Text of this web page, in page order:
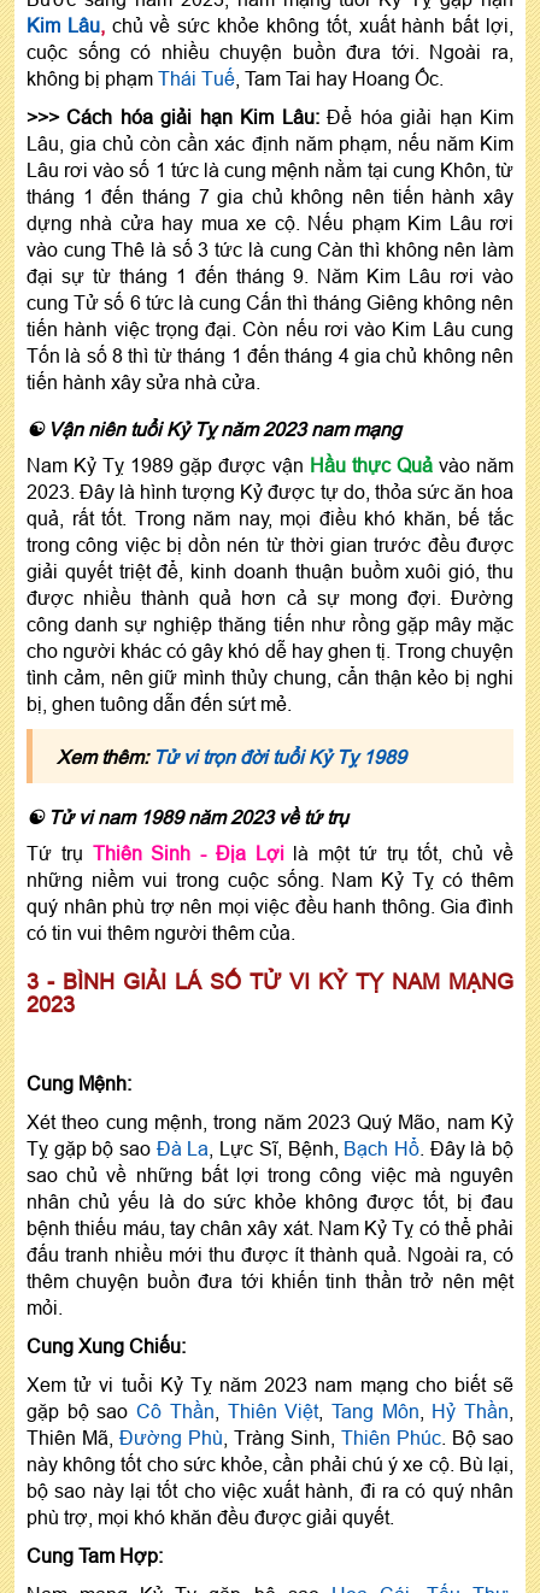
Kim Lâu, chủ về sức khỏe không tốt, xuất hành bất lợi,
cuộc sống có nhiều chuyện buồn đưa tới. Ngoài ra,
không bị phạm Thái Tuế , Tam Tai hay Hoang Ốc.
>>> Cách hóa giải hạn Kim Lâu:Để hóa giải hạn Kim
Lâu, gia chủ còn cần xác định năm phạm, nếu năm Kim
Lâu rơi vào số 1 tức là cung mệnh nằm tại cung Khôn, từ
tháng 1 đến tháng 7 gia chủ không nên tiến hành xây
dựng nhà cửa hay mua xe cộ. Nếu phạm Kim Lâu rơi
vào cung Thê là số 3 tức là cung Càn thì không nên làm
đại sự từ tháng 1 đến tháng 9. Năm Kim Lâu rơi vào
cung Tử số 6 tức là cung Cấn thì tháng Giêng không nên
tiến hành việc trọng đại. Còn nếu rơi vào Kim Lâu cung
Tốn là số 8 thì từ tháng 1 đến tháng 4 gia chủ không nên
tiến hành xây sửa nhà cửa.
☯ Vận niên tuổi Kỷ Tỵ năm 2023 nam mạng
Nam Kỷ Tỵ 1989 gặp được vận Hầu thực Quả vào năm
2023. Đây là hình tượng Kỷ được tự do, thỏa sức ăn hoa
quả, rất tốt. Trong năm nay, mọi điều khó khăn, bế tắc
trong công việc bị dồn nén từ thời gian trước đều được
giải quyết triệt để, kinh doanh thuận buồm xuôi gió, thu
được nhiều thành quả hơn cả sự mong đợi. Đường
công danh sự nghiệp thăng tiến như rồng gặp mây mặc
cho người khác có gây khó dễ hay ghen tị. Trong chuyện
tình cảm, nên giữ mình thủy chung, cẩn thận kẻo bị nghi
bị, ghen tuông dẫn đến sứt mẻ.
Xem thêm: Tử vi trọn đời tuổi Kỷ Tỵ 1989
☯ Tử vi nam 1989 năm 2023 về tứ trụ
Tứ trụ Thiên Sinh - Địa Lợilà một tứ trụ tốt, chủ về
những niềm vui trong cuộc sống. Nam Kỷ Tỵ có thêm
quý nhân phù trợ nên mọi việc đều hanh thông. Gia đình
có tin vui thêm người thêm của.
3 - BÌNH GIẢI LÁ SỐ TỬ VI KỶ TỴ NAM MẠNG
2023
Cung Mệnh:
Xét theo cung mệnh, trong năm 2023 Quý Mão, nam Kỷ
Tỵ gặp bộ sao Đà La , Lực Sĩ, Bệnh, Bạch Hổ. Đây là bộ
sao chủ về những bất lợi trong công việc mà nguyên
nhân chủ yếu là do sức khỏe không được tốt, bị đau
bệnh thiếu máu, tay chân xây xát. Nam Kỷ Tỵ có thể phải
đấu tranh nhiều mới thu được ít thành quả. Ngoài ra, có
thêm chuyện buồn đưa tới khiến tinh thần trở nên mệt
mỏi.
Cung Xung Chiếu:
Xem tử vi tuổi Kỷ Tỵ năm 2023 nam mạng cho biết sẽ
gặp bộ saoCô Thần Thiên Việt, Tang Môn Hỷ Thần
Thiên Mã, Đường Phù , Tràng Sinh, Thiên Phúc . Bộ sao
này không tốt cho sức khỏe, cần phải chú ý xe cộ. Bù lại,
bộ sao này lại tốt cho việc xuất hành, đi ra có quý nhân
phù trợ, mọi khó khăn đều được giải quyết.
Cung Tam Hợp: